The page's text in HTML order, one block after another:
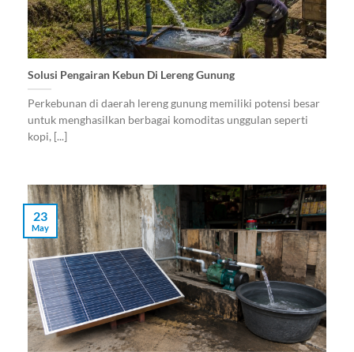
Solusi Pengairan Kebun Di Lereng Gunung
Perkebunan di daerah lereng gunung memiliki potensi besar
untuk menghasilkan berbagai komoditas unggulan seperti
kopi, [...]
23
May